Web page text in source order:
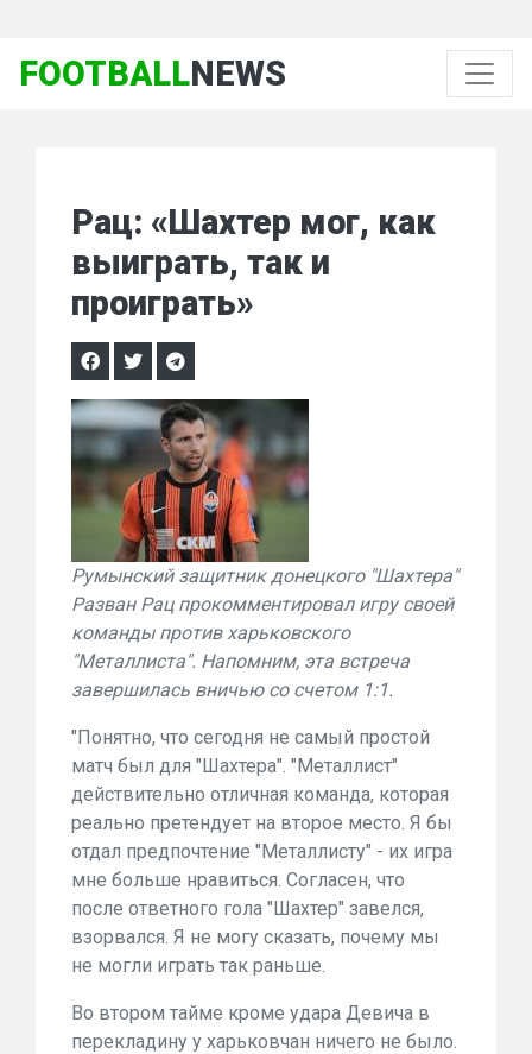
FOOTBALLNEWS
Рац: «Шахтер мог, как
выиграть, так и
проиграть»
Румынский защитник донецкого "Шахтера"
Разван Рац прокомментировал игру своей
команды против харьковского
"Металлиста". Напомним, эта встреча
завершилась вничью со счетом 1:1.
"Понятно, что сегодня не самый простой
матч был для "Шахтера". "Металлист"
действительно отличная команда, которая
реально претендует на второе место. Я бы
отдал предпочтение "Металлисту" - их игра
мне больше нравиться. Согласен, что
после ответного гола "Шахтер" завелся,
взорвался. Я не могу сказать, почему мы
не могли играть так раньше.
Во втором тайме кроме удара Девича в
перекладину у харьковчан ничего не было.